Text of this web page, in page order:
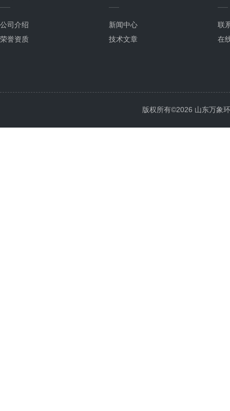
公司介绍
荣誉资质
新闻中心
技术文章
联
在
版权所有©2026 山东万象